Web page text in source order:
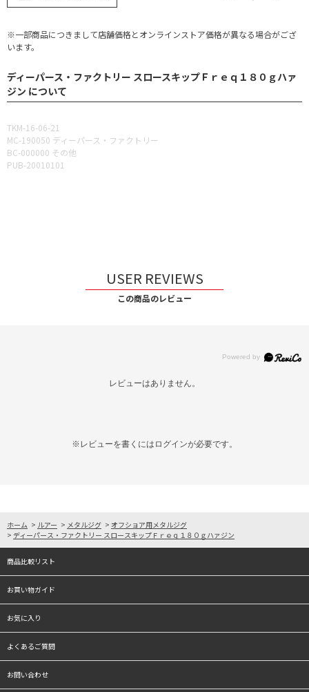
※一部商品につきまして店舗価格とオンラインストア価格が異なる場合がござ
います。
ディーパース・ファクトリー スロースキップＦｒｅｑ１８０ｇハァ
ジン について
TKM-16-06-21
MC-190050 ディーパース・ファクトリー
BC-000000 その他
PUB-20010101
USER REVIEWS
この商品のレビュー
レビューはありません。
※レビューを書くには ログインが必要です。
ホーム > ルアー > メタルジグ > オフショア用メタルジグ
> ディーパース・ファクトリー スロースキップＦｒｅｑ１８０ｇハァジン
商品比較リスト
お買い物ガイド
お気に入り
よくあるご質問
お問い合わせ